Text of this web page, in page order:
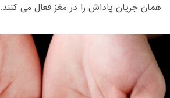
همان جریان پاداش را در مغز فعال می کنند.